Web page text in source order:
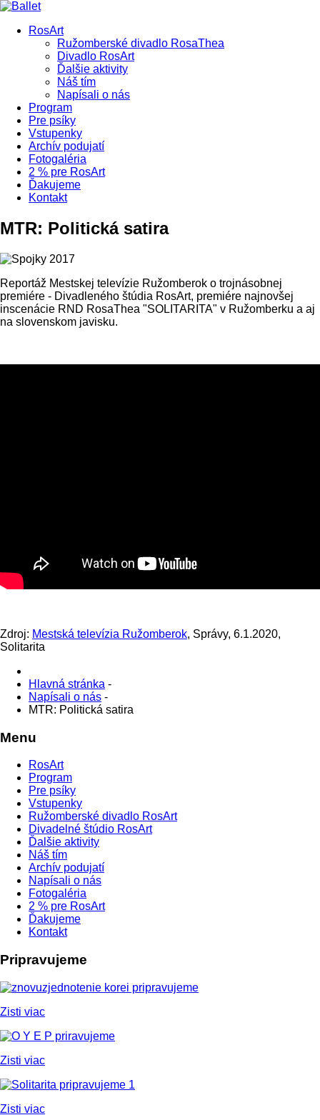
RosArt
Ružomberské divadlo RosaThea
Divadlo RosArt
Ďalšie aktivity
Náš tím
Napísali o nás
Program
Pre psíky
Vstupenky
Archív podujatí
Fotogaléria
2 % pre RosArt
Ďakujeme
Kontakt
MTR: Politická satira
Reportáž Mestskej televízie Ružomberok o trojnásobnej
premiére - Divadleného štúdia RosArt, premiére najnovšej
inscenácie RND RosaThea "SOLITARITA" v Ružomberku a aj
na slovenskom javisku.
Zdroj: Mestská televízia Ružomberok, Správy, 6.1.2020,
Solitarita
Hlavná stránka -
Napísali o nás -
MTR: Politická satira
Menu
RosArt
Program
Pre psíky
Vstupenky
Ružomberské divadlo RosArt
Divadelné štúdio RosArt
Ďalšie aktivity
Náš tím
Archív podujatí
Napísali o nás
Fotogaléria
2 % pre RosArt
Ďakujeme
Kontakt
Pripravujeme
Zisti viac
Zisti viac
Zisti viac